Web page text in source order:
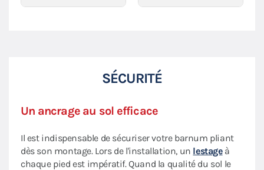
SÉCURITÉ
Un ancrage au sol efficace
Il est indispensable de sécuriser votre barnum pliant
dès son montage. Lors de l'installation, un lestageà
chaque pied est impératif. Quand la qualité du sol le